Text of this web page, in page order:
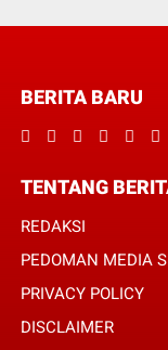
BERITA BARU
TENTANG
REDAKSI
PEDOMAN MEDIA
PRIVACY POLICY
DISCLAIMER